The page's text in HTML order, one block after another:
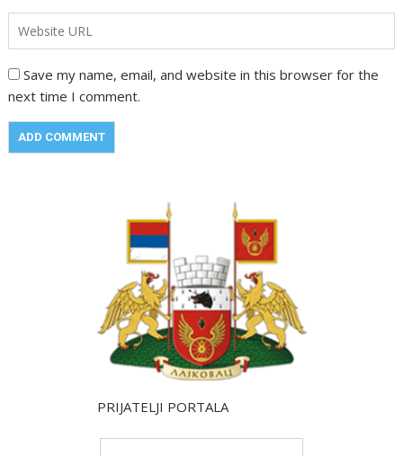
Save my name, email, and website in this browser for the
next time I comment.
PRIJATELJI PORTALA